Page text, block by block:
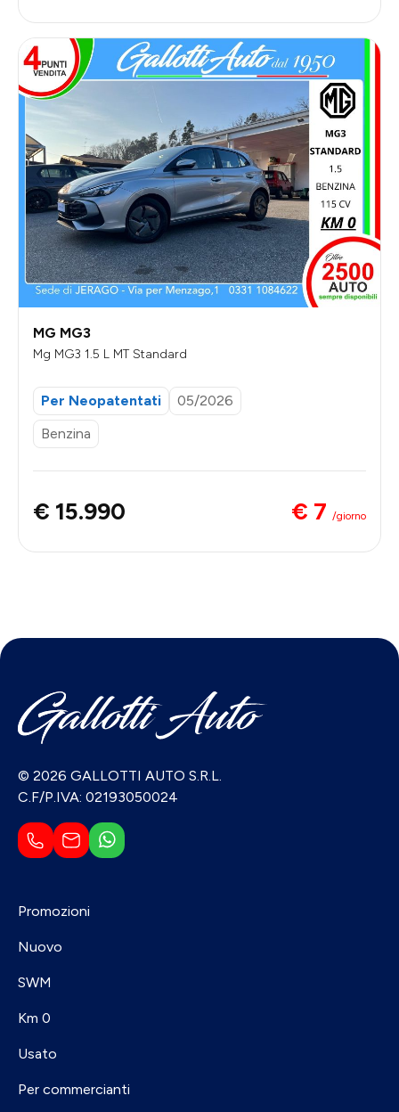
MG MG3
Mg MG3 1.5 L MT Standard
Per Neopatentati
05/2026
Benzina
€ 15.990 € 7 /giorno
© 2026 GALLOTTI AUTO S.R.L.
C.F/P.IVA: 02193050024
Promozioni
Nuovo
SWM
Km 0
Usato
Per commercianti